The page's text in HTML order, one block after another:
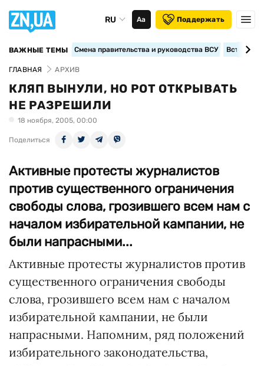
RU Аа Поддержать
ВАЖНЫЕ ТЕМЫ Смена правительства и руководства ВСУ
ГЛАВНАЯ АРХИВ
КЛЯП ВЫНУЛИ, НО РОТ ОТКРЫВАТЬ
НЕ РАЗРЕШИЛИ
18 ноября, 2005, 00:00
Поделиться
Активные протесты журналистов
против существенного ограничения
свободы слова, грозившего всем нам с
началом избирательной кампании, не
были напрасными...
Активные протесты журналистов против
существенного ограничения свободы
слова, грозившего всем нам с началом
избирательной кампании, не были
напрасными. Напомним, ряд положений
избирательного законодательства,